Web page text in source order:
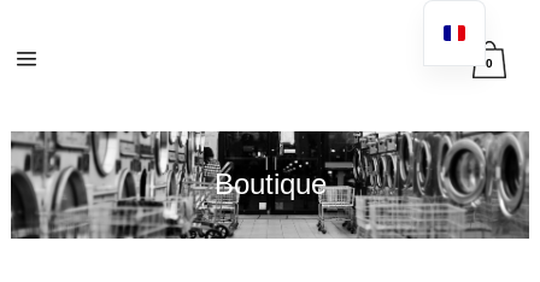
0
Boutique